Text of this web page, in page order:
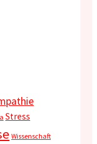
Stress
Wissenschaft